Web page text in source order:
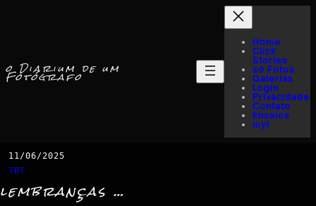
o Diarium de um
Fotógrafo
Home
Click
Stories
só Fotos
Galerias
Login
Privacidade
Contato
Ensaios
myI
11/06/2025
TBT
lembranças …